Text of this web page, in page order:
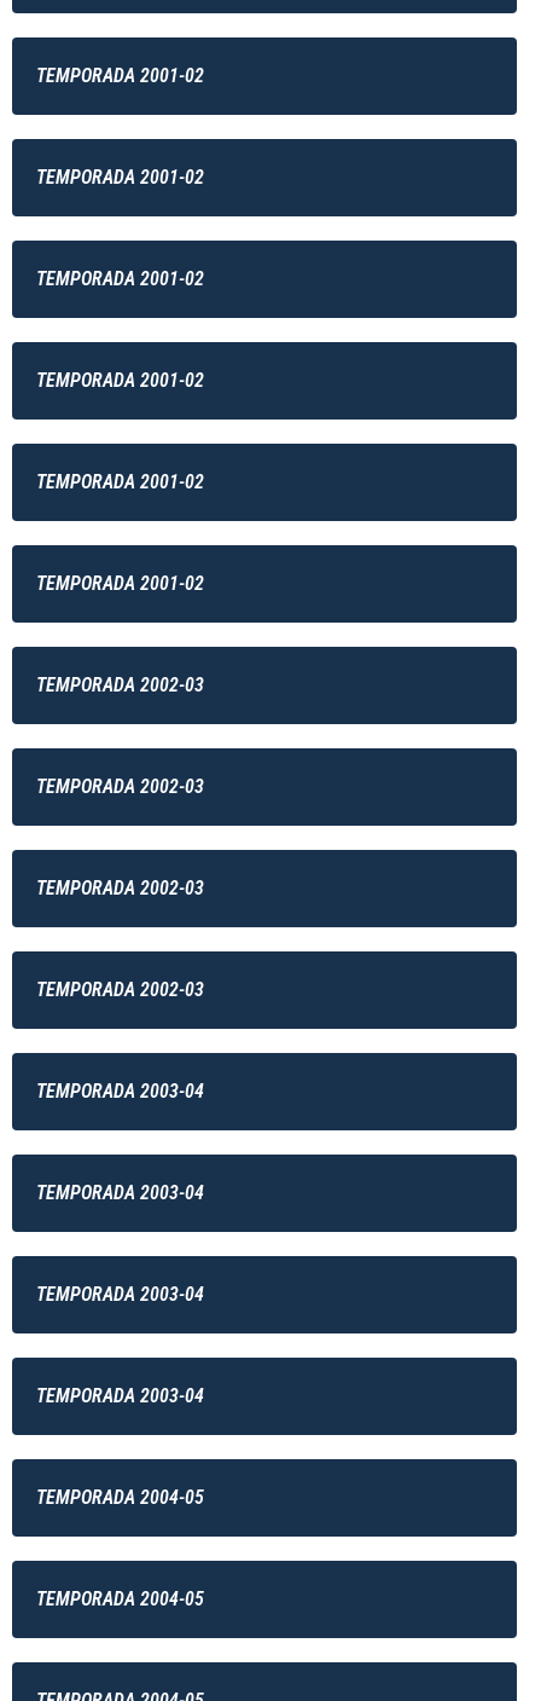
TEMPORADA 2001-02
TEMPORADA 2001-02
TEMPORADA 2001-02
TEMPORADA 2001-02
TEMPORADA 2001-02
TEMPORADA 2001-02
TEMPORADA 2002-03
TEMPORADA 2002-03
TEMPORADA 2002-03
TEMPORADA 2002-03
TEMPORADA 2003-04
TEMPORADA 2003-04
TEMPORADA 2003-04
TEMPORADA 2003-04
TEMPORADA 2004-05
TEMPORADA 2004-05